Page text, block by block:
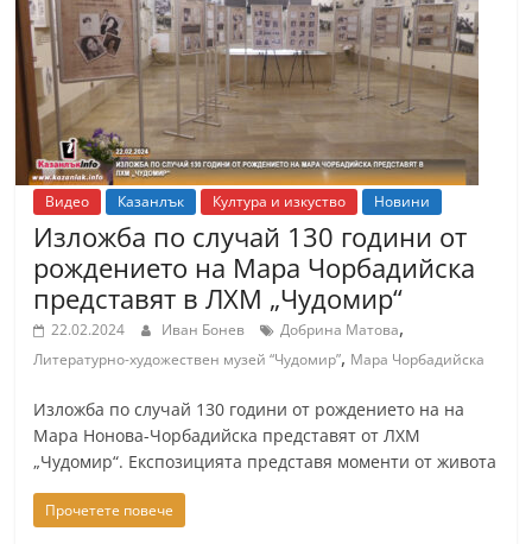
l
l
e
r
y
-
k
a
z
a
n
a
c
Видео Казанлък Култура и изкуство Новини
Изложба по случай 130 години от
рождението на Мара Чорбадийска
представят в ЛХМ „Чудомир“
22.02.2024 Иван Бонев Добрина Матова,
Литературно-художествен музей “Чудомир”, Мара Чорбадийска
Изложба по случай 130 години от рождението на на
Мара Нонова-Чорбадийска представят от ЛХМ
„Чудомир“. Експозицията представя моменти от живота
Прочетете повече